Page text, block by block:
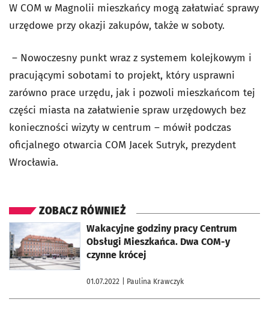
W COM w Magnolii mieszkańcy mogą załatwiać sprawy
urzędowe przy okazji zakupów, także w soboty.
– Nowoczesny punkt wraz z systemem kolejkowym i
pracującymi sobotami to projekt, który usprawni
zarówno prace urzędu, jak i pozwoli mieszkańcom tej
części miasta na załatwienie spraw urzędowych bez
konieczności wizyty w centrum – mówił podczas
oficjalnego otwarcia COM Jacek Sutryk, prezydent
Wrocławia.
ZOBACZ RÓWNIEŻ
Wakacyjne godziny pracy Centrum
Obsługi Mieszkańca. Dwa COM-y
czynne krócej
01.07.2022 | Paulina Krawczyk
otworzy się w nowej karcie